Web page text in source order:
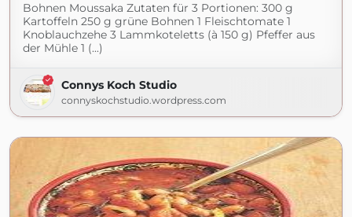
Bohnen Moussaka Zutaten für 3 Portionen: 300 g
Kartoffeln 250 g grüne Bohnen 1 Fleischtomate 1
Knoblauchzehe 3 Lammkoteletts (à 150 g) Pfeffer aus
der Mühle 1 (...)
Connys Koch Studio
connyskochstudio.wordpress.com